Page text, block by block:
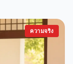
ความจริง